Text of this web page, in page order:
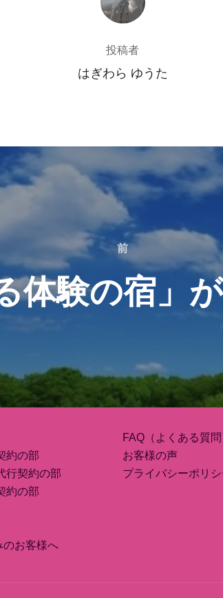
投稿者
はぎわら ゆうた
前
前
体験の宿」
約の部
行契約の部
約の部
のお客様へ
FAQ（よくある質問
お客様の声
プライバシーポリシ